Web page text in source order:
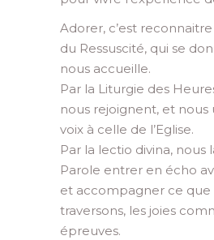
Adorer, c’est
du Ressuscité, qui se
nous accueille.
Par la Liturgie des
nous rejoignent, et nous
voix à celle de l’Eglise.
Par la lectio divina, nous
Parole entrer en écho
et accompagner ce que
traversons, les joies
épreuves.